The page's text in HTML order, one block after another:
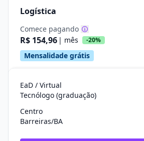
Logística
Comece pagando
R$ 154,96 | mês -20%
Mensalidade grátis
EaD / Virtual
Tecnólogo (graduação)
Centro
Barreiras/BA